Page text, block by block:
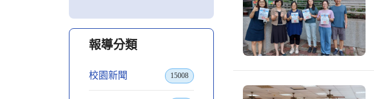
報導分類
校園新聞 15008